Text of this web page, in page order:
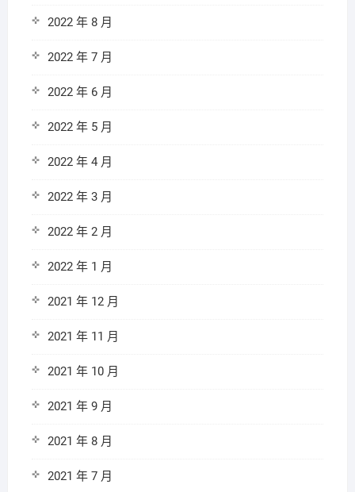
2022 年 8 月
2022 年 7 月
2022 年 6 月
2022 年 5 月
2022 年 4 月
2022 年 3 月
2022 年 2 月
2022 年 1 月
2021 年 12 月
2021 年 11 月
2021 年 10 月
2021 年 9 月
2021 年 8 月
2021 年 7 月